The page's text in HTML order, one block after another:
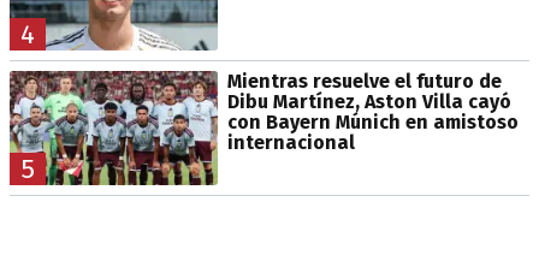
4
5
Mientras resuelve el futuro de
Dibu Martínez, Aston Villa cayó
con Bayern Múnich en amistoso
internacional